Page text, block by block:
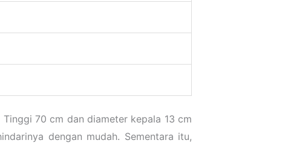
70 cm dan diameter kepala 13 cm
dengan mudah. Sementara itu,